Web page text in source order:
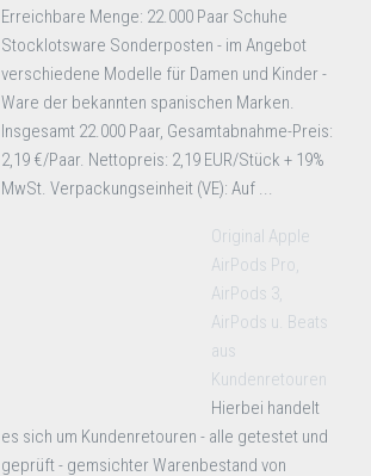
Erreichbare Menge: 22.000 Paar Schuhe
Stocklotsware Sonderposten - im Angebot
verschiedene Modelle für Damen und Kinder -
Ware der bekannten spanischen Marken.
Insgesamt 22.000 Paar, Gesamtabnahme-Preis:
2,19 €/Paar. Nettopreis: 2,19 EUR/Stück + 19%
MwSt. Verpackungseinheit (VE): Auf ...
Original Apple
AirPods Pro,
AirPods 3,
AirPods u. Beats
aus
Kundenretouren
Hierbei handelt
es sich um Kundenretouren - alle getestet und
geprüft - gemsichter Warenbestand von